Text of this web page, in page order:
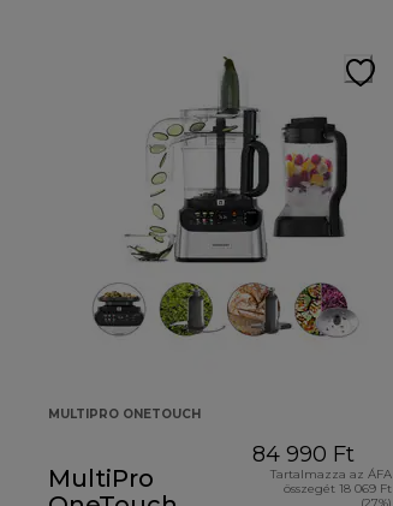
MULTIPRO ONETOUCH
MultiPro
84 990 Ft
Tartalmazza az ÁFA
összegét 18 069 Ft